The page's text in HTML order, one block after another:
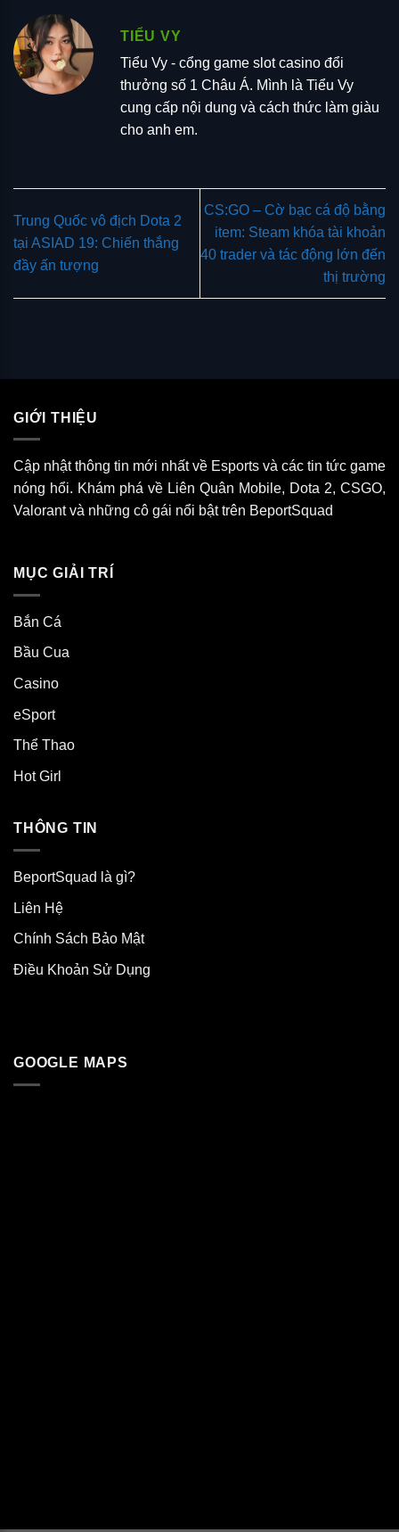
TIỂU VY
Tiểu Vy - cổng game slot casino đổi
thưởng số 1 Châu Á. Mình là Tiểu Vy
cung cấp nội dung và cách thức làm giàu
cho anh em.
Trung Quốc vô địch Dota 2
tại ASIAD 19: Chiến thắng
đầy ấn tượng
CS:GO – Cờ bạc cá độ bằng
item: Steam khóa tài khoản
40 trader và tác động lớn đến
thị trường
GIỚI THIỆU
Cập nhật thông tin mới nhất về Esports và các tin tức game
nóng hổi. Khám phá về Liên Quân Mobile, Dota 2, CSGO,
Valorant và những cô gái nổi bật trên BeportSquad
MỤC GIẢI TRÍ
Bắn Cá
Bầu Cua
Casino
eSport
Thể Thao
Hot Girl
THÔNG TIN
BeportSquad là gì?
Liên Hệ
Chính Sách Bảo Mật
Điều Khoản Sử Dụng
GOOGLE MAPS